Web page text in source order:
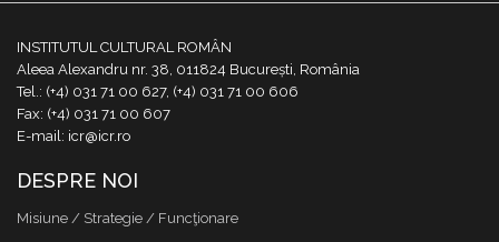
INSTITUTUL CULTURAL ROMÂN
Aleea Alexandru nr. 38, 011824 București, România
Tel.: (+4) 031 71 00 627, (+4) 031 71 00 606
Fax: (+4) 031 71 00 607
E-mail: icr@icr.ro
DESPRE NOI
Misiune / Strategie / Funcţionare